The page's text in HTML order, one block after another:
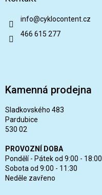
info@cyklocontent.cz
466 615 277
Kamenná prodejna
Sladkovského 483
Pardubice
530 02
PROVOZNÍ DOBA
Pondělí - Pátek od 9:00 - 18:00
Sobota od 9:00 - 11:30
Neděle zavřeno